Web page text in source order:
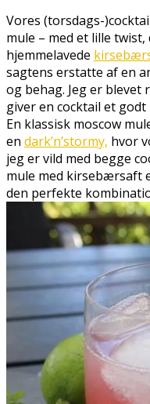
Vores (torsdags-
mule – med et lille
hjemmelavede
sagtens erstatte af en
og behag. Jeg er blevet
giver en cocktail et
En klassisk moscow
en dark’n’stormy, hvor
jeg er vild med begge
mule med kirsebærsaft
den perfekte